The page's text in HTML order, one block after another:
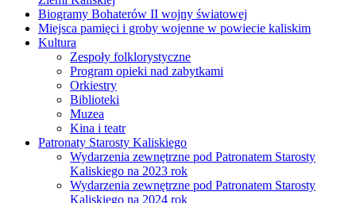
Biogramy Bohaterów II wojny światowej
Miejsca pamięci i groby wojenne w powiecie kaliskim
Kultura
Zespoły folklorystyczne
Program opieki nad zabytkami
Orkiestry
Biblioteki
Muzea
Kina i teatr
Patronaty Starosty Kaliskiego
Wydarzenia zewnętrzne pod Patronatem Starosty
Kaliskiego na 2023 rok
Wydarzenia zewnętrzne pod Patronatem Starosty
Kaliskiego na 2024 rok